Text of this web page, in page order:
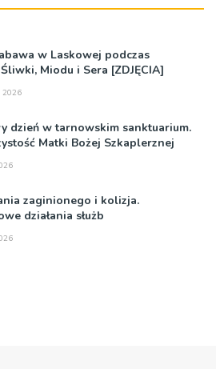
w Laskowej podczas
Miodu i Sera [ZDJĘCIA]
2026
dzień w tarnowskim sanktuarium.
Matki Bożej Szkaplerznej
zaginionego i kolizja.
działania służb